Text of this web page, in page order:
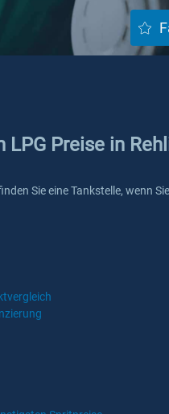
Preise in
Sie eine Tankstelle, wenn